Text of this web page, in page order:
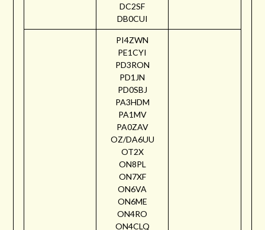
DC2SF
DB0CUI
PI4ZWN
PE1CYI
PD3RON
PD1JN
PD0SBJ
PA3HDM
PA1MV
PA0ZAV
OZ/DA6UU
OT2X
ON8PL
ON7XF
ON6VA
ON6ME
ON4RO
ON4CLQ